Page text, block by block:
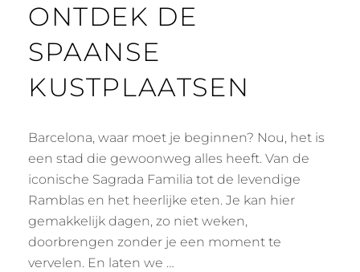
ONTDEK DE
SPAANSE
KUSTPLAATSEN
Barcelona, waar moet je beginnen? Nou, het is
een stad die gewoonweg alles heeft. Van de
iconische Sagrada Familia tot de levendige
Ramblas en het heerlijke eten. Je kan hier
gemakkelijk dagen, zo niet weken,
doorbrengen zonder je een moment te
vervelen. En laten we …